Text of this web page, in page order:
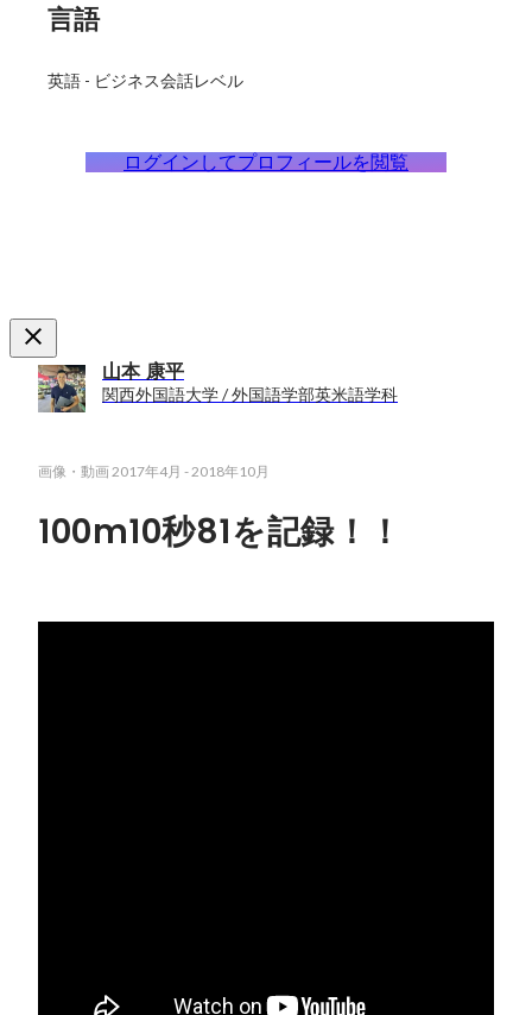
言語
英語 - ビジネス会話レベル
ログインしてプロフィールを閲覧
山本 康平
関西外国語大学 / 外国語学部英米語学科
画像・動画2017年4月 -2018年10月
100m10秒81を記録！！